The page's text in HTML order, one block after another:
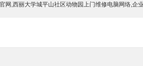
网,西丽大学城平山社区动物园上门维修电脑网络,